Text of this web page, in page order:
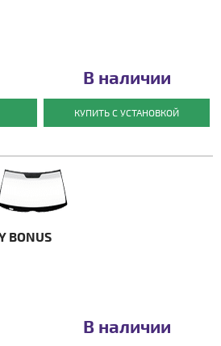
В наличии
КУПИТЬ С УСТАНОВКОЙ
BONUS
В наличии